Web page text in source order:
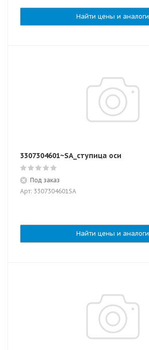
Найти цены и аналоги
3307304601~SA_ступица оси
Под заказ
Арт: 3307304601SA
Найти цены и аналоги